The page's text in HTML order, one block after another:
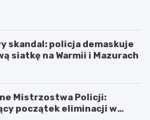
skandal: policja demaskuje
siatkę na Warmii i Mazurach
Mistrzostwa Policji:
początek eliminacji w